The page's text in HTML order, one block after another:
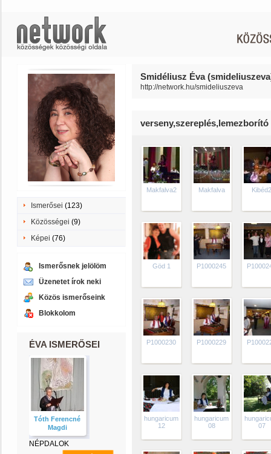
Ismerősei (123)
Közösségei (9)
Képei (76)
Ismerősnek jelölöm
Üzenetet írok neki
Közös ismerőseink
Blokkolom
ÉVA ISMERŐSEI
Tóth Ferencné
Magdi
NÉPDALOK
Smidéliusz Éva
http://network.hu/smideliuszeva
verseny,szereplés,lemezborító
Makfalva2 Makfalva
Göd 1 P1000245
P1000230 P1000229
hungaricum
12
hungaricum
08
07